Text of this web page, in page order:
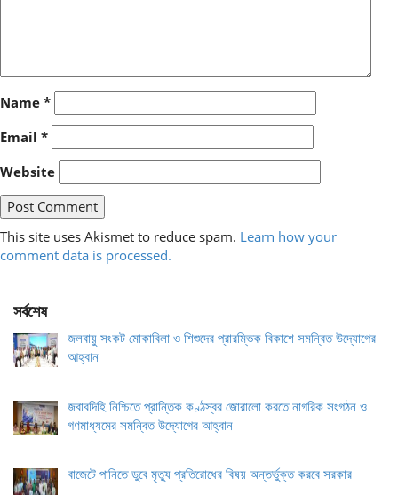
Name *
Email *
Website
This site uses Akismet to reduce spam. Learn how your
comment data is processed.
সর্বশেষ
জলবায়ু সংকট মোকাবিলা ও শিশুদের প্রারম্ভিক বিকাশে সমন্বিত উদ্যোগের
আহ্বান
জবাবদিহি নিশ্চিতে প্রান্তিক কণ্ঠস্বর জোরালো করতে নাগরিক সংগঠন ও
গণমাধ্যমের সমন্বিত উদ্যোগের আহ্বান
বাজেটে পানিতে ডুবে মৃত্যু প্রতিরোধের বিষয় অন্তর্ভুক্ত করবে সরকার